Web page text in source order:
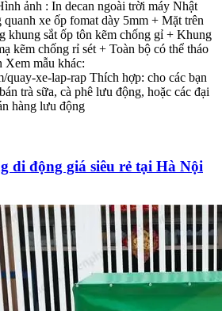
ảnh : In decan ngoài trời máy Nhật
xe ốp fomat dày 5mm + Mặt trên
khung sắt ốp tôn kẽm chống gỉ + Khung
kẽm chống rỉ sét + Toàn bộ có thể tháo
Xem mẫu khác:
quay-xe-lap-rap Thích hợp: cho các bạn
trà sữa, cà phê lưu động, hoặc các đại
hàng lưu động
di động giá siêu rẻ tại Hà Nội